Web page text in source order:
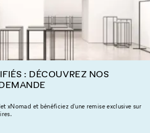
: DÉCOUVREZ NOS
xNomad et bénéficiez d'une remise exclusive sur